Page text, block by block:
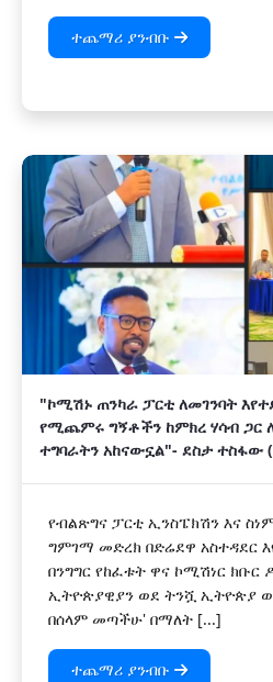
ተጨማሪ ያንብቡ
"ኮሚሽኑ ጠንካራ ፓርቲ ለመገንባት
የሚጨምሩ ግኝቶችን ከምክረ ሃሳብ
ተግባራትን አከናውኗል"- ደስታ ተስፋው
የብልጽግና ፓርቲ ኢንስፔክሽን እና
ግምገማ መድረክ በድሬደዋ አስተዳደር
በንግግር የከፈቱት ዋና ኮሚሽነር ክቡር
ኢትዮጵያዊያን ወደ ትንሿ ኢትዮጵያ
በሰላም መጣችሁ' በማለት [...]
ተጨማሪ ያንብቡ